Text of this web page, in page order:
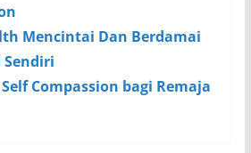
Mencintai Dan Berdamai
Sendiri
Compassion bagi Remaja